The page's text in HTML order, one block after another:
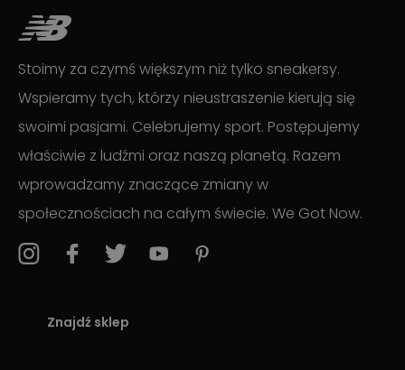
Stoimy za czymś większym niż tylko sneakersy.
Wspieramy tych, którzy nieustraszenie kierują się
swoimi pasjami. Celebrujemy sport. Postępujemy
właściwie z ludźmi oraz naszą planetą. Razem
wprowadzamy znaczące zmiany w
społecznościach na całym świecie. We Got Now.
Znajdź sklep